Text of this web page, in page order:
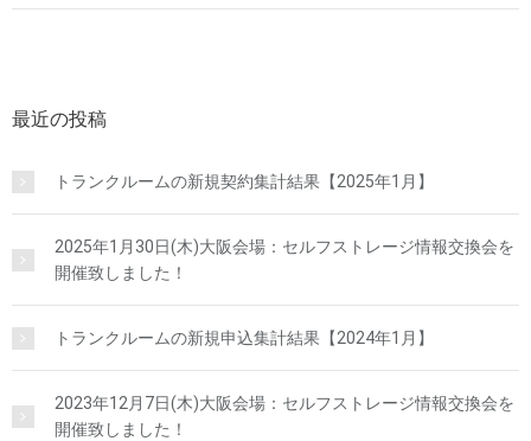
最近の投稿
トランクルームの新規契約集計結果【2025年1月】
2025年1月30日(木)大阪会場：セルフストレージ情報交換会を
開催致しました！
トランクルームの新規申込集計結果【2024年1月】
2023年12月7日(木)大阪会場：セルフストレージ情報交換会を
開催致しました！